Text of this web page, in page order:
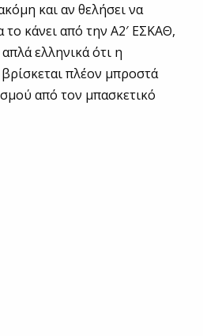
και αν θελήσει να
το κάνει από την Α2′ ΕΣΚΑΘ,
ελληνικά ότι η
πλέον μπροστά
από τον μπασκετικό